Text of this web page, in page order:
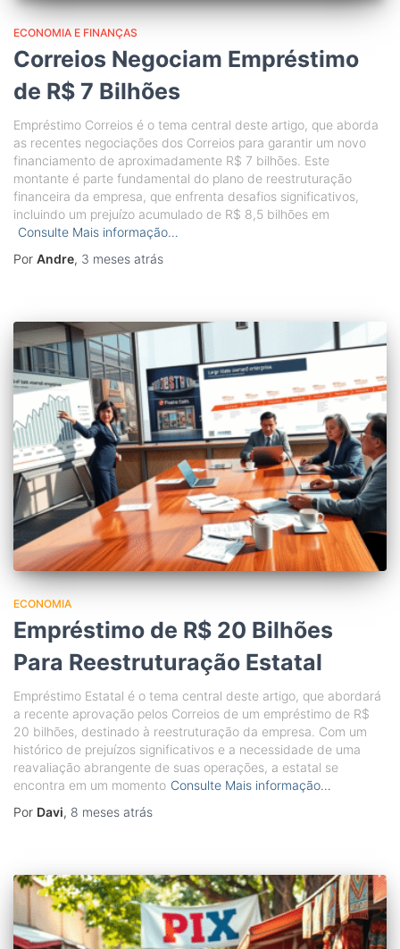
ECONOMIA E FINANÇAS
Correios Negociam Empréstimo
de R$ 7 Bilhões
Empréstimo Correios é o tema central deste artigo, que aborda
as recentes negociações dos Correios para garantir um novo
financiamento de aproximadamente R$ 7 bilhões. Este
montante é parte fundamental do plano de reestruturação
financeira da empresa, que enfrenta desafios significativos,
incluindo um prejuízo acumulado de R$ 8,5 bilhões em
Consulte Mais informação…
Por Andre, 3 meses atrás
ECONOMIA
Empréstimo de R$ 20 Bilhões
Para Reestruturação Estatal
Empréstimo Estatal é o tema central deste artigo, que abordará
a recente aprovação pelos Correios de um empréstimo de R$
20 bilhões, destinado à reestruturação da empresa. Com um
histórico de prejuízos significativos e a necessidade de uma
reavaliação abrangente de suas operações, a estatal se
encontra em um momento Consulte Mais informação…
Por Davi, 8 meses atrás